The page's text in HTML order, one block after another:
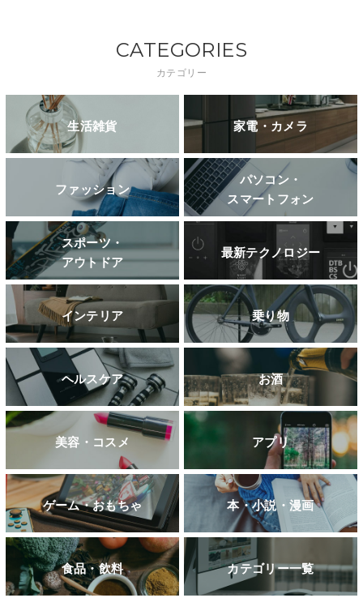
CATEGORIES
カテゴリー
生活雑貨 家電・カメラ
ファッション
パソコン・
スマートフォン
スポーツ・
アウトドア
最新テクノロジー
インテリア 乗り物
ヘルスケア お酒
美容・コスメ アプリ
ゲーム・おもちゃ 本・小説・漫画
食品・飲料 カテゴリー一覧